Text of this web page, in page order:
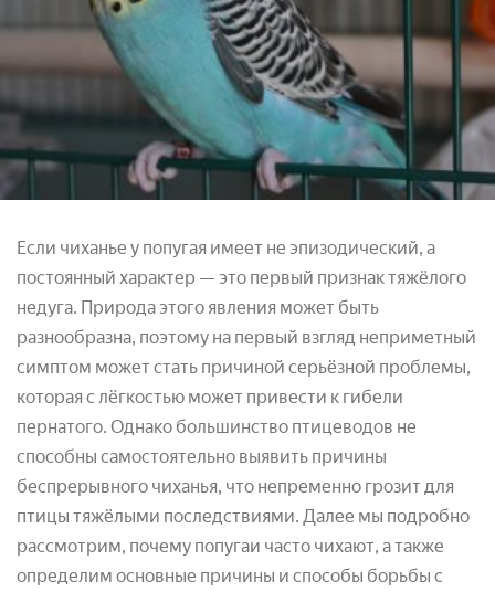
Если чиханье у попугая имеет не эпизодический, а
постоянный характер — это первый признак тяжёлого
недуга. Природа этого явления может быть
разнообразна, поэтому на первый взгляд неприметный
симптом может стать причиной серьёзной проблемы,
которая с лёгкостью может привести к гибели
пернатого. Однако большинство птицеводов не
способны самостоятельно выявить причины
беспрерывного чиханья, что непременно грозит для
птицы тяжёлыми последствиями. Далее мы подробно
рассмотрим, почему попугаи часто чихают, а также
определим основные причины и способы борьбы с